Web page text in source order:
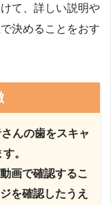
て、詳しい説明や
決めることをおす
んの歯をスキャ
。
画で確認するこ
を確認したうえ